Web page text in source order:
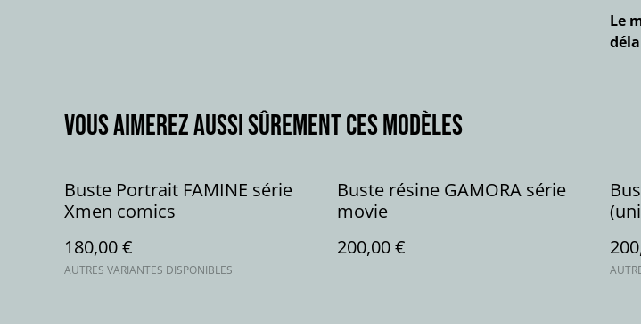
Le
Vous aimerez aussi sûrement ces modèles
Buste Portrait FAMINE série
Xmen comics
180,00 €
AUTRES VARIANTES DISPONIBLES
Buste résine GAMORA série
movie
200,00 €